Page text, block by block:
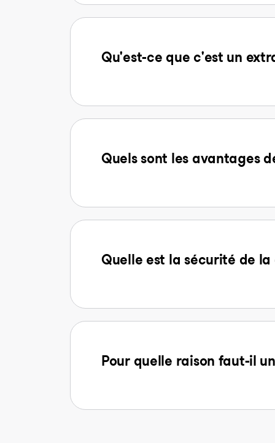
Qu'est-ce que c'est un
Quels sont les avantages
Quelle est la sécurité de
Pour quelle raison faut-il